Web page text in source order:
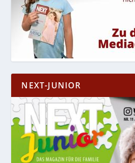
NEXT-JUNIOR